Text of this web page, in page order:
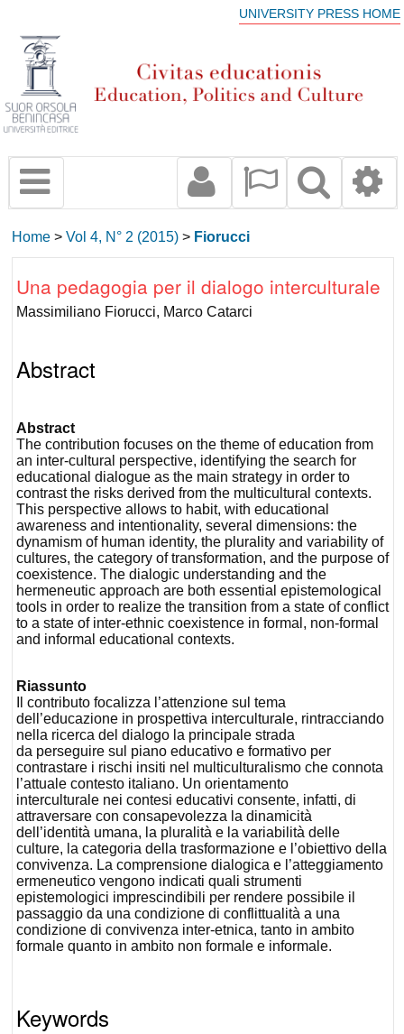
UNIVERSITY PRESS HOME
Home >Vol 4, N° 2 (2015) > Fiorucci
Una pedagogia per il dialogo interculturale
Massimiliano Fiorucci, Marco Catarci
Abstract
Abstract
The contribution focuses on the theme of education from
an inter-cultural perspective, identifying the search for
educational dialogue as the main strategy in order to
contrast the risks derived from the multicultural contexts.
This perspective allows to habit, with educational
awareness and intentionality, several dimensions: the
dynamism of human identity, the plurality and variability of
cultures, the category of transformation, and the purpose of
coexistence. The dialogic understanding and the
hermeneutic approach are both essential epistemological
tools in order to realize the transition from a state of conflict
to a state of inter-ethnic coexistence in formal, non-formal
and informal educational contexts.
Riassunto
Il contributo focalizza l’attenzione sul tema
dell’educazione in prospettiva interculturale, rintracciando
nella ricerca del dialogo la principale strada
da perseguire sul piano educativo e formativo per
contrastare i rischi insiti nel multiculturalismo che connota
l’attuale contesto italiano. Un orientamento
interculturale nei contesi educativi consente, infatti, di
attraversare con consapevolezza la dinamicità
dell’identità umana, la pluralità e la variabilità delle
culture, la categoria della trasformazione e l’obiettivo della
convivenza. La comprensione dialogica e l’atteggiamento
ermeneutico vengono indicati quali strumenti
epistemologici imprescindibili per rendere possibile il
passaggio da una condizione di conflittualità a una
condizione di convivenza inter-etnica, tanto in ambito
formale quanto in ambito non formale e informale.
Keywords